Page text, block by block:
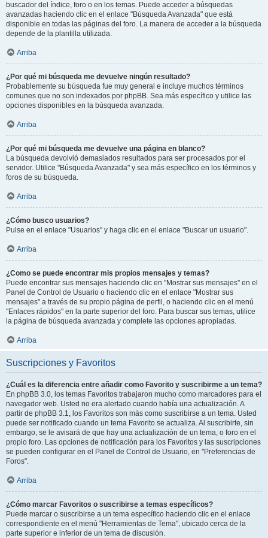
buscador del índice, foro o en los temas. Puede acceder a búsquedas
avanzadas haciendo clic en el enlace "Búsqueda Avanzada" que está
disponible en todas las páginas del foro. La manera de acceder a la búsqueda
depende de la plantilla utilizada.
Arriba
¿Por qué mi búsqueda me devuelve ningún resultado?
Probablemente su búsqueda fue muy general e incluye muchos términos
comunes que no son indexados por phpBB. Sea más específico y utilice las
opciones disponibles en la búsqueda avanzada.
Arriba
¿Por qué mi búsqueda me devuelve una página en blanco?
La búsqueda devolvió demasiados resultados para ser procesados por el
servidor. Utilice "Búsqueda Avanzada" y sea más específico en los términos y
foros de su búsqueda.
Arriba
¿Cómo busco usuarios?
Pulse en el enlace "Usuarios" y haga clic en el enlace "Buscar un usuario".
Arriba
¿Como se puede encontrar mis propios mensajes y temas?
Puede encontrar sus mensajes haciendo clic en "Mostrar sus mensajes" en el
Panel de Control de Usuario o haciendo clic en el enlace "Mostrar sus
mensajes" a través de su propio página de perfil, o haciendo clic en el menú
"Enlaces rápidos" en la parte superior del foro. Para buscar sus temas, utilice
la página de búsqueda avanzada y complete las opciones apropiadas.
Arriba
Suscripciones y Favoritos
¿Cuál es la diferencia entre añadir como Favorito y suscribirme a un tema?
En phpBB 3.0, los temas Favoritos trabajaron mucho como marcadores para el
navegador web. Usted no era alertado cuando había una actualización. A
partir de phpBB 3.1, los Favoritos son más como suscribirse a un tema. Usted
puede ser notificado cuando un tema Favorito se actualiza. Al suscribirte, sin
embargo, se le avisará de que hay una actualización de un tema, o foro en el
propio foro. Las opciones de notificación para los Favoritos y las suscripciones
se pueden configurar en el Panel de Control de Usuario, en "Preferencias de
Foros".
Arriba
¿Cómo marcar Favoritos o suscribirse a temas específicos?
Puede marcar o suscribirse a un tema específico haciendo clic en el enlace
correspondiente en el menú "Herramientas de Tema", ubicado cerca de la
parte superior e inferior de un tema de discusión.